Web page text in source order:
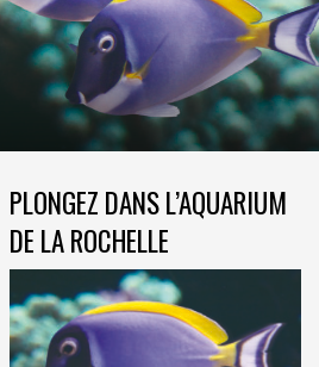
PLONGEZ DANS L’AQUARIUM
DE LA ROCHELLE